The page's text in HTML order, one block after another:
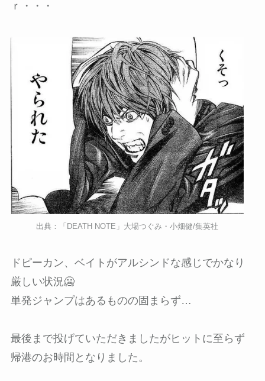
ｒ・・・
出典：「DEATH NOTE」大場つぐみ・小畑健/集英社
ドピーカン、ベイトがアルシンドな感じでかなり
厳しい状況🥶
単発ジャンプはあるものの固まらず…
最後まで投げていただきましたがヒットに至らず
帰港のお時間となりました。